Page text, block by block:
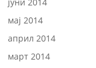
мај 2014
април 2014
март 2014